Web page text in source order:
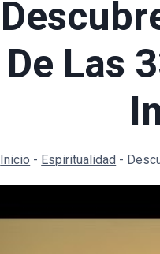
De Las
Inicio - Espiritualidad -